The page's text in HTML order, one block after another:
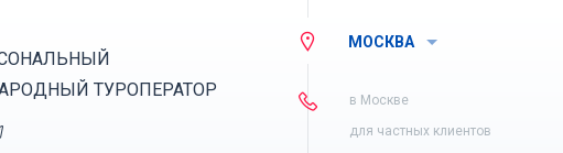
ТУРОПЕРАТОР
МОСКВА
в Москве
для частных клиентов